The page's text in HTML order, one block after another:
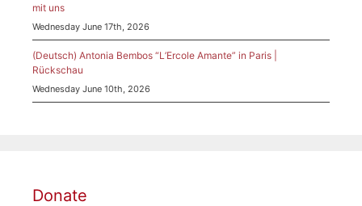
mit uns
Wednesday June 17th, 2026
(Deutsch) Antonia Bembos “L’Ercole Amante” in Paris |
Rückschau
Wednesday June 10th, 2026
Donate